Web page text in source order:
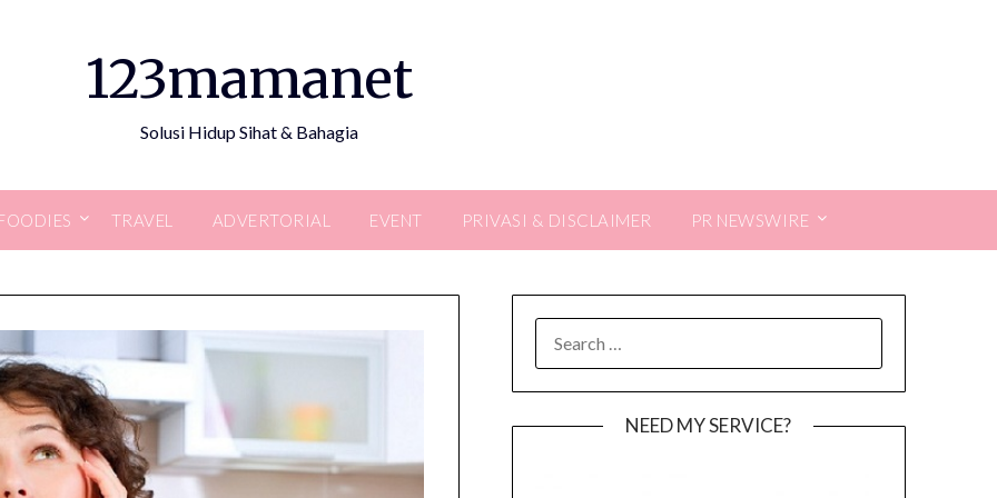
123mamanet
Solusi Hidup Sihat & Bahagia
TRAVEL ADVERTORIAL EVENT PRIVASI & DISCLAIMER PR NEWSWIRE
FOR:
NEED MY SERVICE?